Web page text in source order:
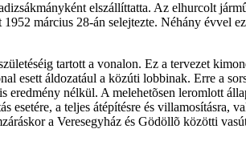
elszállíttatta. Az elhurcolt
március 28-án selejtezte. Néhány évvel
tartott a vonalon. Ez a tervezet
esett áldozatául a közúti lobbinak. Erre a
nélkül. A melehetõsen leromlott
a teljes átépítésre és villamosításra,
a Veresegyház és Gödöllõ közötti